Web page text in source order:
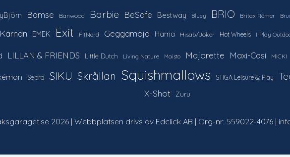
Bamse Banwood Barbie BeSafe Bestway Bluey BRIO Britax Römer
EMEK Exit FitNord Geggamoja Hama Hisab/Joker Hot Wheels I-Play
LILLAN & FRIENDS Little Dutch Living Nature Maisto Majorette Maxi-Cosi MICKI
Sebra SIKU Skrållan Squishmallows STIGA Leisure &: Play
X-Shot Zuru
2026 | Webbplatsen drivs av Edclick AB | Org-nr: 559022-4076 |